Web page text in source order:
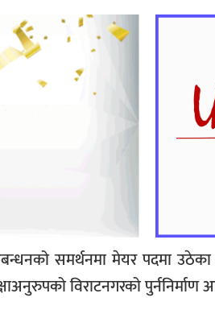
समर्थनमा मेयर पदमा उठेका
विराटनगरको पुर्ननिर्माण